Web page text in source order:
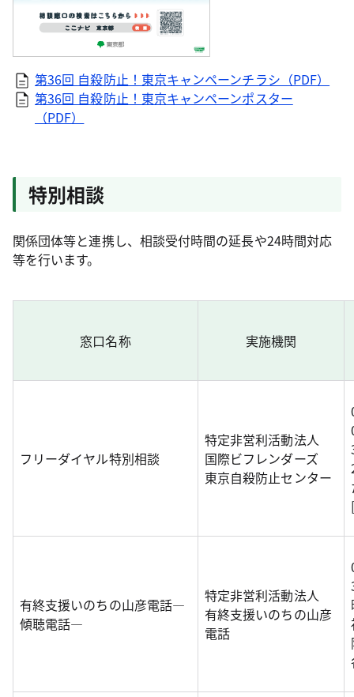
第36回 自殺防止！東京キャンペーンチラシ（PDF）
第36回 自殺防止！東京キャンペーンポスター
（PDF）
特別相談
関係団体等と連携し、相談受付時間の延長や24時間対応
等を行います。
窓口名称 実施機関
フリーダイヤル特別相談
特定非営利活動法人
国際ビフレンダーズ
東京自殺防止センター
有終支援いのちの山彦電話―
傾聴電話―
特定非営利活動法人
有終支援いのちの山彦
電話